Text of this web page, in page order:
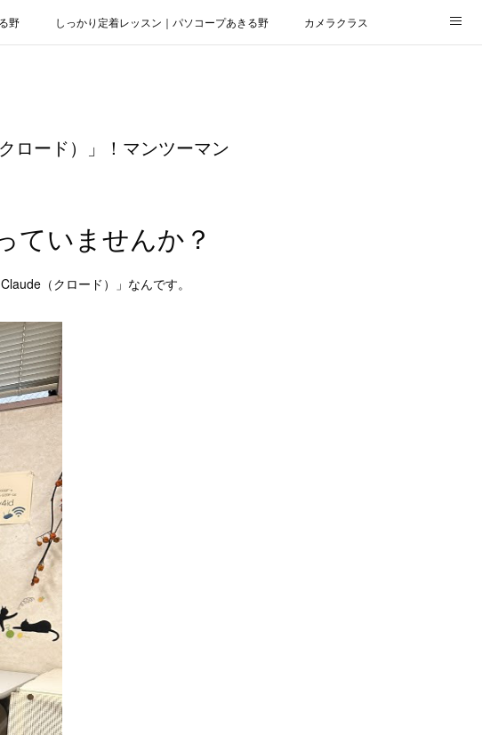
野 しっかり定着レッスン｜パソコープあきる野 カメラクラス
ロード）」！マンツーマン
ていませんか？
（クロード）」なんです。